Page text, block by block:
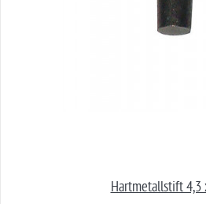
Hartmetallstift 4,3